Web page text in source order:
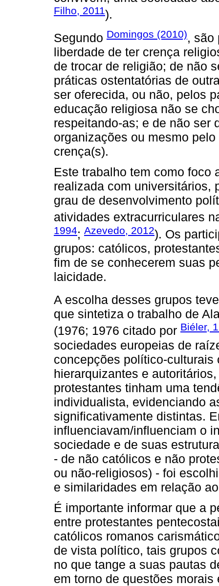
Filho, 2011).
Segundo Domingos (2010), são
liberdade de ter crença
de trocar de religião; de não
práticas ostentatórias de
ser oferecida, ou não, pelos
educação religiosa não se
respeitando-as; e de não ser
organizações ou mesmo
crença(s).
Este trabalho tem como foco
realizada com universitários,
grau de desenvolvimento
atividades extracurriculares
1994; Azevedo, 2012). Os
grupos: católicos,
fim de se conhecerem suas
laicidade.
A escolha desses grupos
que sintetiza o trabalho de
(1976; 1976 citado por Biéler,
sociedades europeias de
concepções político-
hierarquizantes e
protestantes tinham uma
individualista, evidenciando
significativamente distintas.
influenciavam/influenciam o
sociedade e de suas
- de não católicos e não
ou não-religiosos) - foi
e similaridades em relação
É importante informar que a
entre protestantes
católicos romanos
de vista político, tais grupos
no que tange a suas pautas
em torno de questões